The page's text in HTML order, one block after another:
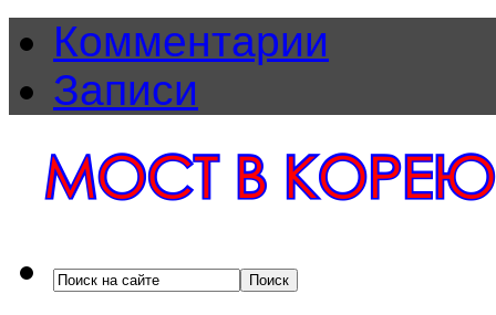
Комментарии
Записи